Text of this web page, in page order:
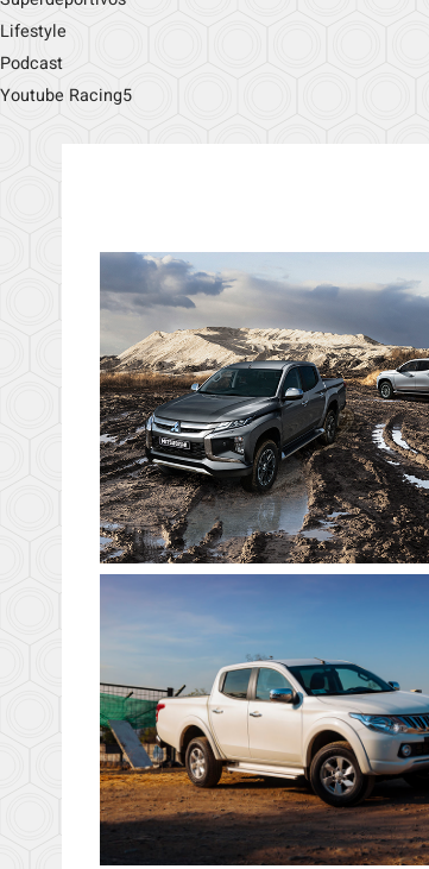
Lifestyle
Podcast
Youtube Racing5